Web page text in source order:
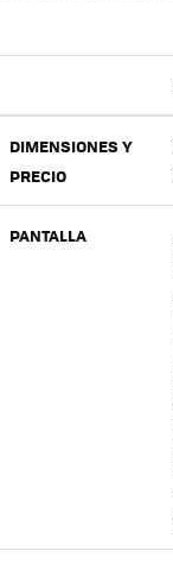
DIMENSIONES Y
PRECIO
PANTALLA